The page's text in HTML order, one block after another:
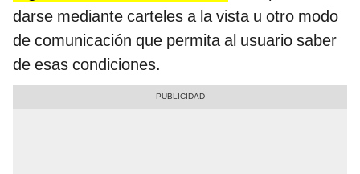
darse mediante carteles a la vista u otro modo
de comunicación que permita al usuario saber
de esas condiciones.